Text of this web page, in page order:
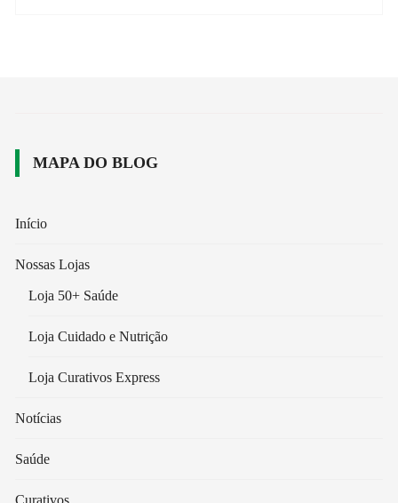
MAPA DO BLOG
Início
Nossas Lojas
Loja 50+ Saúde
Loja Cuidado e Nutrição
Loja Curativos Express
Notícias
Saúde